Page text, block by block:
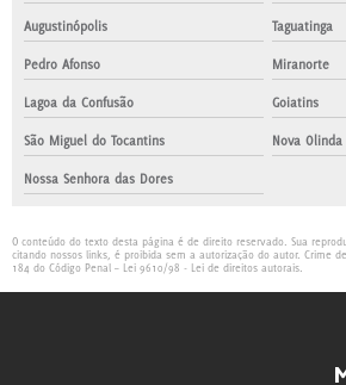
Augustinópolis Taguatinga
Pedro Afonso Miranorte
Lagoa da Confusão Goiatins
São Miguel do Tocantins Nova Olinda
Nossa Senhora das Dores
O conteúdo do texto desta página é de direito reservado. Sua
citando nossos links, é proibida sem a autorização do autor. Crime
184 do Código Penal – Lei 9610/98 - Lei de direitos autorais